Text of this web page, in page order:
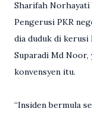
Sharifah Norhayati
Pengerusi PKR
dia duduk di kerusi
Suparadi Md Noor,
konvensyen itu.
“Insiden bermula